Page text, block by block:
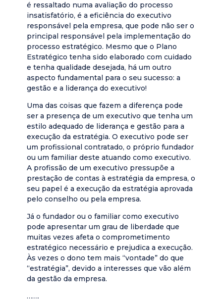
é ressaltado numa avaliação do processo
insatisfatório, é a eficiência do executivo
responsável pela empresa, que pode não ser o
principal responsável pela implementação do
processo estratégico. Mesmo que o Plano
Estratégico tenha sido elaborado com cuidado
e tenha qualidade desejada, há um outro
aspecto fundamental para o seu sucesso: a
gestão e a liderança do executivo!
Uma das coisas que fazem a diferença pode
ser a presença de um executivo que tenha um
estilo adequado de liderança e gestão para a
execução da estratégia. O executivo pode ser
um profissional contratado, o próprio fundador
ou um familiar deste atuando como executivo.
A profissão de um executivo pressupõe a
prestação de contas à estratégia da empresa, o
seu papel é a execução da estratégia aprovada
pelo conselho ou pela empresa.
Já o fundador ou o familiar como executivo
pode apresentar um grau de liberdade que
muitas vezes afeta o comprometimento
estratégico necessário e prejudica a execução.
Às vezes o dono tem mais “vontade” do que
“estratégia”, devido a interesses que vão além
da gestão da empresa.
…….